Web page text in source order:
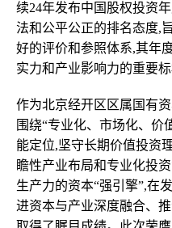
续24年发布中国股权投资
法和公平公正的排名态度,
好的评价和参照体系,其年
实力和产业影响力的重要标
作为北京经开区区属国有
围绕“专业化、市场化、价
能定位,坚守长期价值投资
瞻性产业布局和专业化投
生产力的资本“强引擎”,在
进资本与产业深度融合、